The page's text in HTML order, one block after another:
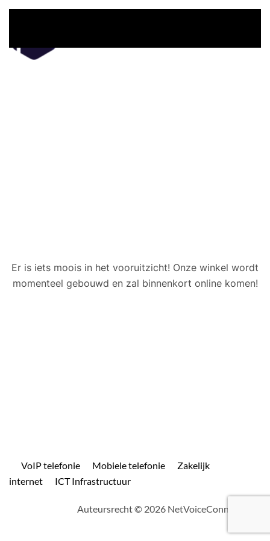
Er is iets moois in het vooruitzicht! Onze winkel wordt
momenteel gebouwd en zal binnenkort online komen!
VoIP telefonie Mobiele telefonie
Zakelijk
internet
ICT Infrastructuur
Auteursrecht © 2026 NetVoiceConnect.com